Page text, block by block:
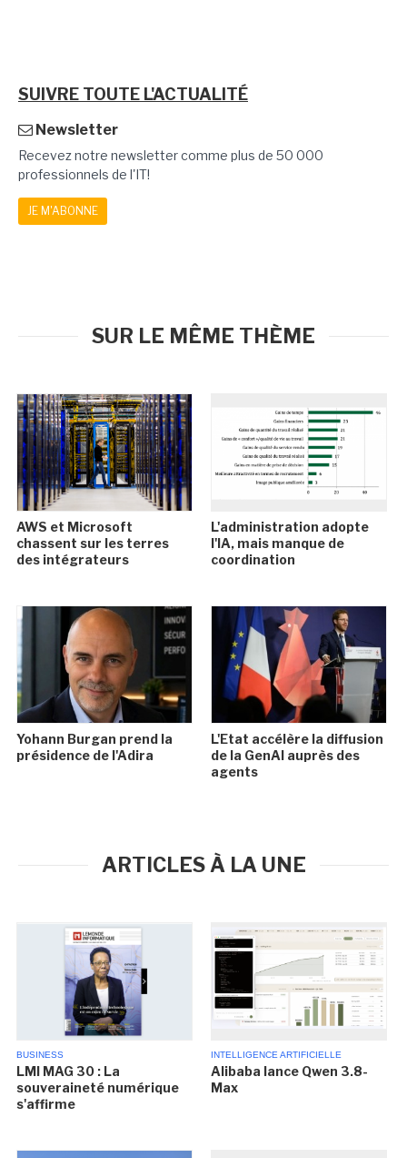
SUIVRE TOUTE L'ACTUALITÉ
Newsletter
Recevez notre newsletter comme plus de 50 000
professionnels de l'IT!
JE M'ABONNE
SUR LE MÊME THÈME
AWS et Microsoft
chassent sur les terres
des intégrateurs
L'administration adopte
l'IA, mais manque de
coordination
Yohann Burgan prend la
présidence de l'Adira
L'Etat accélère la diffusion
de la GenAI auprès des
agents
ARTICLES À LA UNE
BUSINESS
LMI MAG 30 : La
souveraineté numérique
s'affirme
INTELLIGENCE ARTIFICIELLE
Alibaba lance Qwen 3.8-
Max